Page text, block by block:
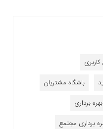
باشگاه مشتریان
بهره برداری
برداری مجتمع